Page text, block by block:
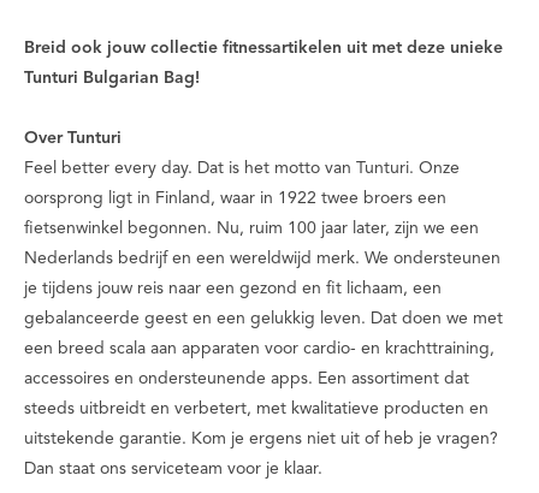
Breid ook jouw collectie fitnessartikelen uit met deze unieke
Tunturi Bulgarian Bag!
Over Tunturi
Feel better every day. Dat is het motto van Tunturi. Onze
oorsprong ligt in Finland, waar in 1922 twee broers een
fietsenwinkel begonnen. Nu, ruim 100 jaar later, zijn we een
Nederlands bedrijf en een wereldwijd merk. We ondersteunen
je tijdens jouw reis naar een gezond en fit lichaam, een
gebalanceerde geest en een gelukkig leven. Dat doen we met
een breed scala aan apparaten voor cardio- en krachttraining,
accessoires en ondersteunende apps. Een assortiment dat
steeds uitbreidt en verbetert, met kwalitatieve producten en
uitstekende garantie. Kom je ergens niet uit of heb je vragen?
Dan staat ons serviceteam voor je klaar.